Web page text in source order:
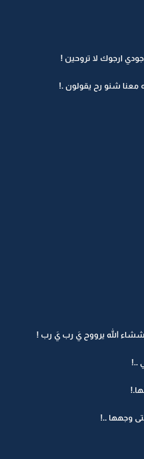
ارجوك لا تروحين !
شنو رح يقولون .!
الله يرووح يَ رب يَ رب !
..!
وجهها ..!